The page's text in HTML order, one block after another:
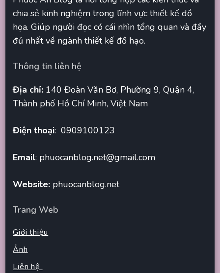
chia sẻ kinh nghiệm trong lĩnh vực thiết kế đồ
họa. Giúp người đọc có cái nhìn tổng quan và đầy
đủ nhất về ngành thiết kế đồ hạo.
Thông tin liên hệ
Địa chỉ: 140 Đoàn Văn Bơ, Phường 9, Quận 4,
Thành phố Hồ Chí Minh, Việt Nam
Điện thoại: 0909100123
Email: phuocanblog.net@gmail.com
Website: phuocanblog.net
Trang Web
Giới thiệu
Ảnh
Liên hệ